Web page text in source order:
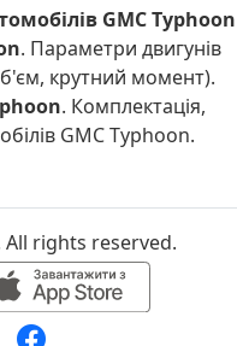
GMC Typhoon
. Параметри двигунів
крутний момент).
. Комплектація,
GMC Typhoon.
All rights reserved.